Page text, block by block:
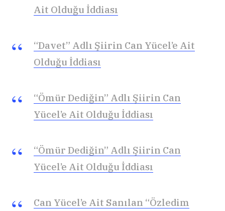
Ait Olduğu İddiası
“Davet” Adlı Şiirin Can Yücel’e Ait
Olduğu İddiası
“Ömür Dediğin” Adlı Şiirin Can
Yücel’e Ait Olduğu İddiası
“Ömür Dediğin” Adlı Şiirin Can
Yücel’e Ait Olduğu İddiası
Can Yücel’e Ait Sanılan “Özledim